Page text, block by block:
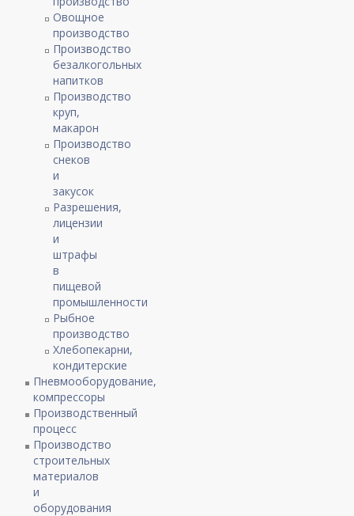
Овощное
производство
Производство
безалкогольных
напитков
Производство
круп,
макарон
Производство
снеков
и
закусок
Разрешения,
лицензии
и
штрафы
в
пищевой
промышленности
Рыбное
производство
Хлебопекарни,
кондитерские
Пневмооборудование,
компрессоры
Производственный
процесс
Производство
строительных
материалов
и
оборудования